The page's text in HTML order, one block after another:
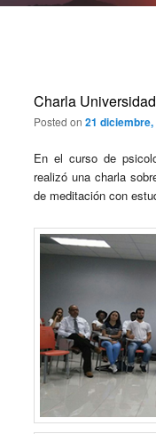
Charla
Posted on 21 diciembre,
En el curso de
realizó una charla
de meditación con